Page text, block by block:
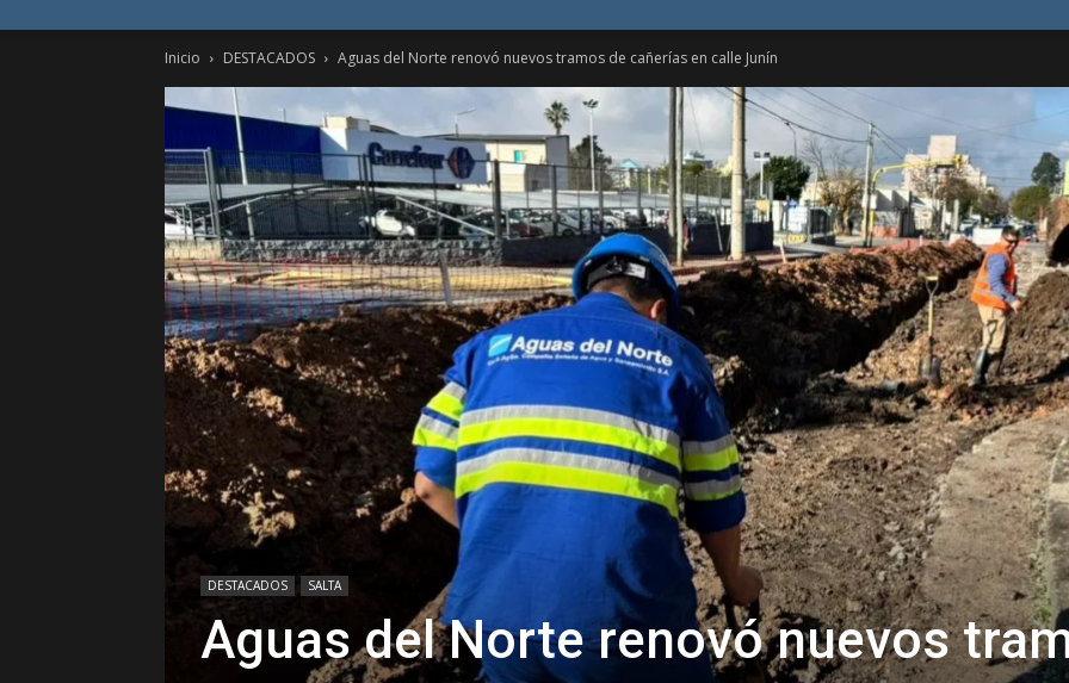
Confidente
Inicio DESTACADOS Aguas del Norte renovó nuevos tramos de cañerías en calle Junín
DESTACADOS SALTA
Aguas del Norte renovó nuevos